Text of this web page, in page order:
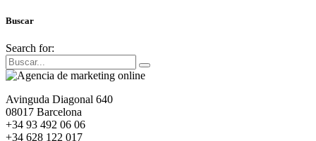
Buscar
Search for:
Avinguda Diagonal 640
08017 Barcelona
+34 93 492 06 06
+34 628 122 017